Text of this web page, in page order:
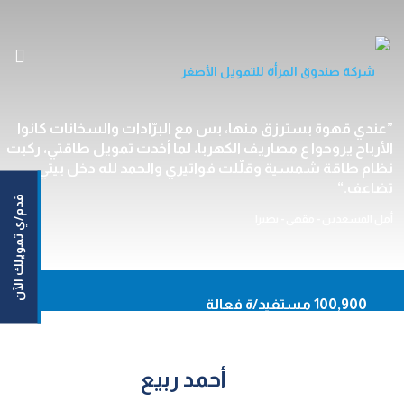
الرئيسية
من نحن
خدماتنا
En قدم/ي تمويلك الآن
حاسبة القروض
عندي قهوة بسترزق منها، بس مع البرّادات والسخانات كانوا
الأرباح يروحوا ع مصاريف الكهربا، لما أخدت تمويل طاقتي، ركبت
نظام طاقة شمسية وقلّلت فواتيري والحمد لله دخل بيتي
تضاعف.
100,900 مستفيد/ة فعالة
أحمد ربيع